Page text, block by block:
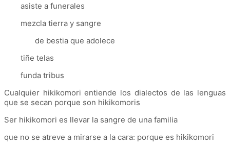
asiste a funerales
mezcla tierra y sangre
de bestia que adolece
tiñe telas
funda tribus
Cualquier hikikomori entiende los dialectos de las lenguas
que se secan porque son hikikomoris
Ser hikikomori es llevar la sangre de una familia
que no se atreve a mirarse a la cara: porque es hikikomori